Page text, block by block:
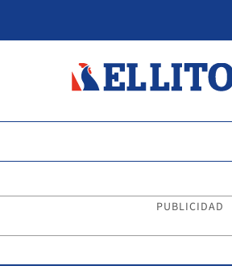
PUBLICIDAD